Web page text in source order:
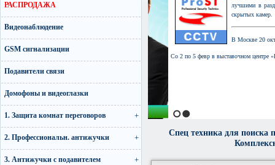
РАСПРОДАЖА
Видеонаблюдение
GSM сигнализации
Подавители связи
Домофоны и видеоглазки
1. Защита комнат переговоров
2. Профессиональн. антижучки
3. Антижучки с подавителем
лучшими в разделе
скрытых камер.
В Москве 20 октября
Со 2 по 5 февр в выставочном центре
Спец техника для